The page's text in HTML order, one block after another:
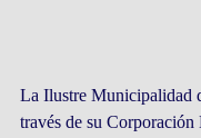
La Ilustre Municipalidad
través de su